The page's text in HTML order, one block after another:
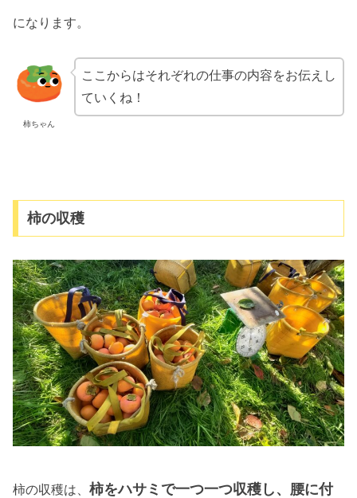
になります。
柿ちゃん
ここからはそれぞれの仕事の内容をお伝えし
ていくね！
柿の収穫
柿の収穫は、 柿をハサミで一つ一つ収穫し、腰に付